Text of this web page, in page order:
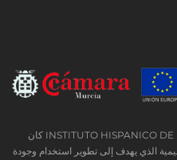
INSTITUTO HISPANICO DE MURCIA ، SOCIEDAD LIMITADA كان
الذي يهدف إلى تطوير استخدام وجودة